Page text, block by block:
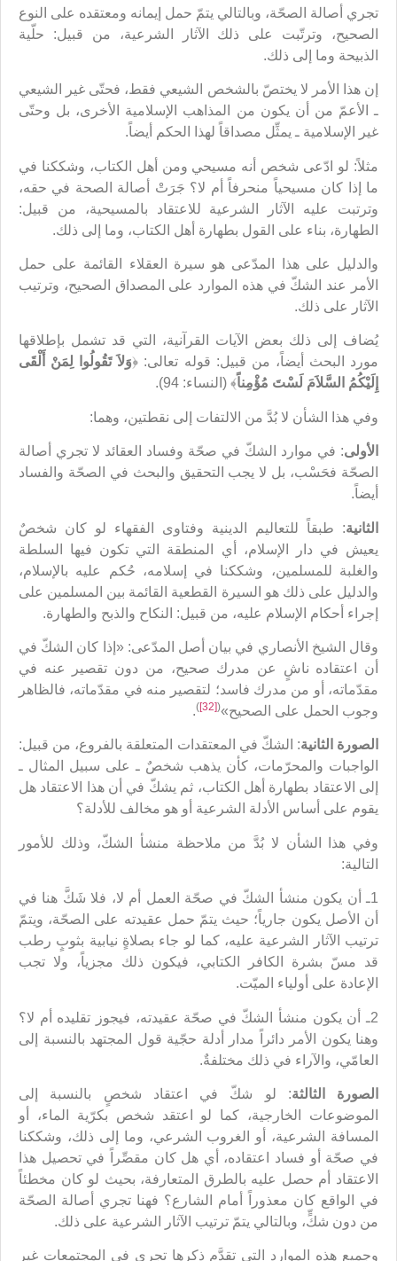
تجري أصالة الصحّة، وبالتالي يتمّ حمل إيمانه ومعتقده على النوع
الصحيح، وترتّبت على ذلك الآثار الشرعية، من قبيل: حلّية
الذبيحة وما إلى ذلك.
إن هذا الأمر لا يختصّ بالشخص الشيعي فقط، فحتّى غير الشيعي
ـ الأعمّ من أن يكون من المذاهب الإسلامية الأخرى، بل وحتّى
غير الإسلامية ـ يمثِّل مصداقاً لهذا الحكم أيضاً.
مثلاً: لو ادّعى شخص أنه مسيحي ومن أهل الكتاب، وشككنا في
ما إذا كان مسيحياً منحرفاً أم لا؟ جَرَتْ أصالة الصحة في حقه،
وترتبت عليه الآثار الشرعية للاعتقاد بالمسيحية، من قبيل:
الطهارة، بناء على القول بطهارة أهل الكتاب، وما إلى ذلك.
والدليل على هذا المدّعى هو سيرة العقلاء القائمة على حمل
الأمر عند الشكّ في هذه الموارد على المصداق الصحيح، وترتيب
الآثار على ذلك.
يُضاف إلى ذلك بعض الآيات القرآنية، التي قد تشمل بإطلاقها
مورد البحث أيضاً، من قبيل: قوله تعالى: ﴿وَلاَ تَقُولُوا لِمَنْ أَلْقَى
إِلَيْكُمُ السَّلاَمَ لَسْتَ مُؤْمِناً﴾ (النساء: 94).
وفي هذا الشأن لا بُدَّ من الالتفات إلى نقطتين، وهما:
الأولى: في موارد الشكّ في صحّة وفساد العقائد لا تجري أصالة
الصحّة فحَسْب، بل لا يجب التحقيق والبحث في الصحّة والفساد
أيضاً.
الثانية: طبقاً للتعاليم الدينية وفتاوى الفقهاء لو كان شخصٌ
يعيش في دار الإسلام، أي المنطقة التي تكون فيها السلطة
والغلبة للمسلمين، وشككنا في إسلامه، حُكم عليه بالإسلام،
والدليل على ذلك هو السيرة القطعية القائمة بين المسلمين على
إجراء أحكام الإسلام عليه، من قبيل: النكاح والذبح والطهارة.
وقال الشيخ الأنصاري في بيان أصل المدّعى: «إذا كان الشكّ في
أن اعتقاده ناشٍ عن مدرك صحيح، من دون تقصير عنه في
مقدّماته، أو من مدرك فاسد؛ لتقصير منه في مقدّماته، فالظاهر
وجوب الحمل على الصحيح»(
[32]
)
.
الصورة الثانية: الشكّ في المعتقدات المتعلقة بالفروع، من قبيل:
الواجبات والمحرّمات، كأن يذهب شخصٌ ـ على سبيل المثال ـ
إلى الاعتقاد بطهارة أهل الكتاب، ثم يشكّ في أن هذا الاعتقاد هل
يقوم على أساس الأدلة الشرعية أو هو مخالف للأدلة؟
وفي هذا الشأن لا بُدَّ من ملاحظة منشأ الشكّ، وذلك للأمور
التالية:
1ـ أن يكون منشأ الشكّ في صحّة العمل أم لا، فلا شَكَّ هنا في
أن الأصل يكون جارياً؛ حيث يتمّ حمل عقيدته على الصحّة، ويتمّ
ترتيب الآثار الشرعية عليه، كما لو جاء بصلاةٍ نيابية بثوبٍ رطب
قد مسّ بشرة الكافر الكتابي، فيكون ذلك مجزياً، ولا تجب
الإعادة على أولياء الميّت.
2ـ أن يكون منشأ الشكّ في صحّة عقيدته، فيجوز تقليده أم لا؟
وهنا يكون الأمر دائراً مدار أدلة حجّية قول المجتهد بالنسبة إلى
العامّي، والآراء في ذلك مختلفةٌ.
الصورة الثالثة: لو شكّ في اعتقاد شخصٍ بالنسبة إلى
الموضوعات الخارجية، كما لو اعتقد شخص بكرّية الماء، أو
المسافة الشرعية، أو الغروب الشرعي، وما إلى ذلك، وشككنا
في صحّة أو فساد اعتقاده، أي هل كان مقصِّراً في تحصيل هذا
الاعتقاد أم حصل عليه بالطرق المتعارفة، بحيث لو كان مخطئاً
في الواقع كان معذوراً أمام الشارع؟ فهنا تجري أصالة الصحّة
من دون شكٍّ، وبالتالي يتمّ ترتيب الآثار الشرعية على ذلك.
وجميع هذه الموارد التي تقدَّم ذكرها تجري في المجتمعات غير